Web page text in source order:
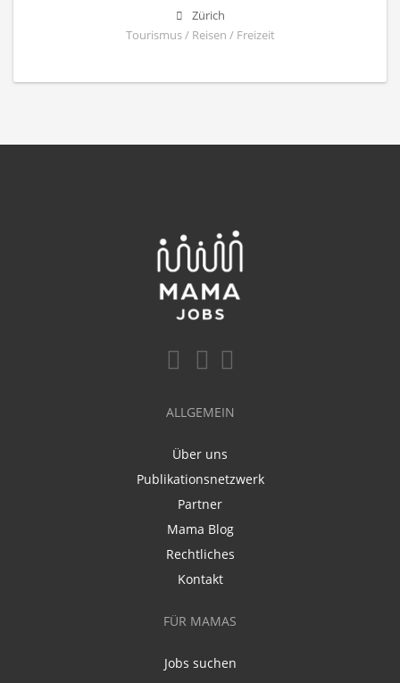
Zürich
Tourismus / Reisen / Freizeit
ALLGEMEIN
Über uns
Publikationsnetzwerk
Partner
Mama Blog
Rechtliches
Kontakt
FÜR MAMAS
Jobs suchen